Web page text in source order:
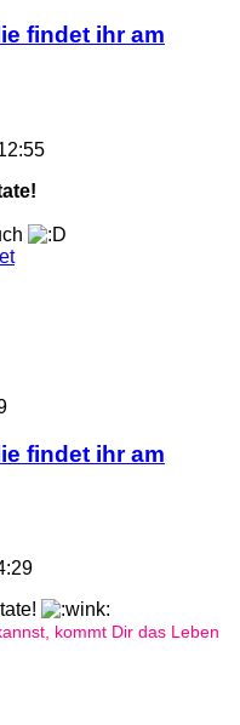
findet ihr am
findet ihr am
kommt Dir das Leben